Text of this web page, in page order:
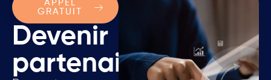
Devenir
partenaire.
APPEL
GRATUIT